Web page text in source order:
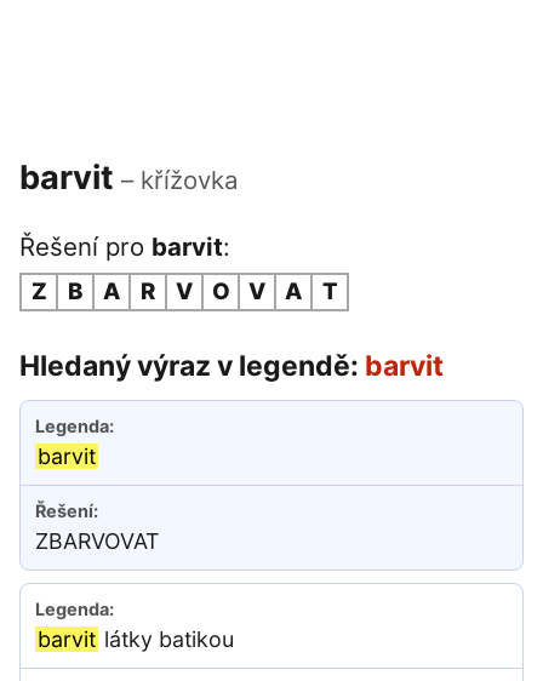
barvit – křížovka
Řešení pro barvit:
Z B A R V O V A T
Hledaný výraz v legendě: barvit
barvit
ZBARVOVAT
barvit látky batikou